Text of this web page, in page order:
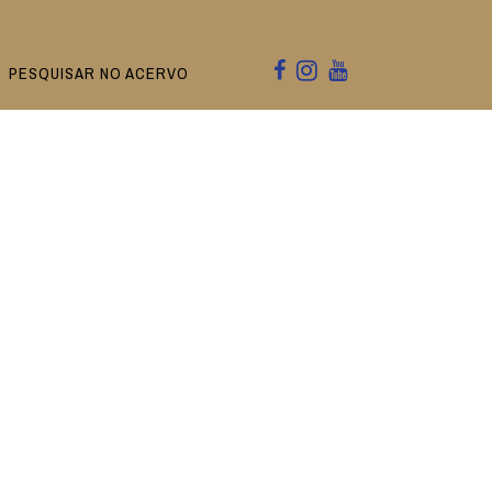
PESQUISAR NO ACERVO